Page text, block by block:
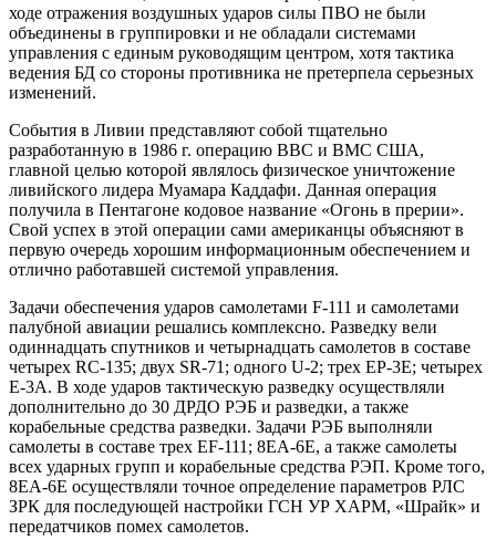
ходе отражения воздушных ударов силы ПВО не были
объединены в группировки и не обладали системами
управления с единым руководящим центром, хотя тактика
ведения БД со стороны противника не претерпела серьезных
изменений.
События в Ливии представляют собой тщательно
разработанную в 1986 г. операцию ВВС и ВМС США,
главной целью которой являлось физическое уничтожение
ливийского лидера Муамара Каддафи. Данная операция
получила в Пентагоне кодовое название «Огонь в прерии».
Свой успех в этой операции сами американцы объясняют в
первую очередь хорошим информационным обеспечением и
отлично работавшей системой управления.
Задачи обеспечения ударов самолетами F-111 и самолетами
палубной авиации решались комплексно. Разведку вели
одиннадцать спутников и четырнадцать самолетов в составе
четырех RC-135; двух SR-71; одного U-2; трех EP-3E; четырех
E-3A. В ходе ударов тактическую разведку осуществляли
дополнительно до 30 ДРДО РЭБ и разведки, а также
корабельные средства разведки. Задачи РЭБ выполняли
самолеты в составе трех EF-111; 8EA-6E, а также самолеты
всех ударных групп и корабельные средства РЭП. Кроме того,
8EA-6E осуществляли точное определение параметров РЛС
ЗРК для последующей настройки ГСН УР ХАРМ, «Шрайк» и
передатчиков помех самолетов.